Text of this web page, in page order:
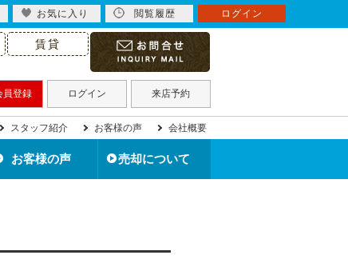
賃貸
員登録 ログイン 来店予約
スタッフ紹介 お客様の声 会社概要
お客様の声 売却について
お気に入り 閲覧履歴 ログイン